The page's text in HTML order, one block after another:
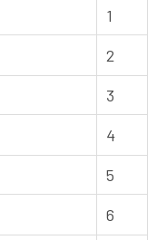
1
2
3
4
5
6